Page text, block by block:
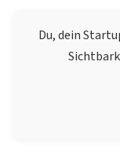
Du, dein